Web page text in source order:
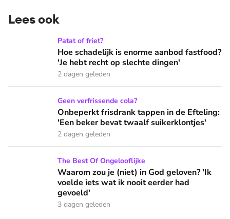
Lees ook
Hoe schadelijk is enorme aanbod fastfood? 'Je hebt recht
Patat of friet?
Hoe schadelijk is enorme aanbod fastfood?
'Je hebt recht op slechte dingen'
2 dagen geleden
Onbeperkt frisdrank tappen in de Efteling: 'Een beker
Geen verfrissende cola?
Onbeperkt frisdrank tappen in de Efteling:
'Een beker bevat twaalf suikerklontjes'
2 dagen geleden
Waarom zou je (niet) in God geloven? 'Ik voelde iets wat
The Best Of Ongelooflijke
Waarom zou je (niet) in God geloven? 'Ik
voelde iets wat ik nooit eerder had
gevoeld'
3 dagen geleden